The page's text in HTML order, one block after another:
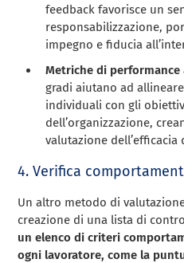
feedback favorisce un
responsabilizzazione,
impegno e fiducia
Metriche di performance
gradi aiutano ad
individuali con gli
dell’organizzazione,
valutazione dell’efficacia
4. Verifica
Un altro metodo di
creazione di una lista di
un elenco di criteri
ogni lavoratore, come la